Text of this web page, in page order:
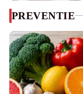
PREVENTIE